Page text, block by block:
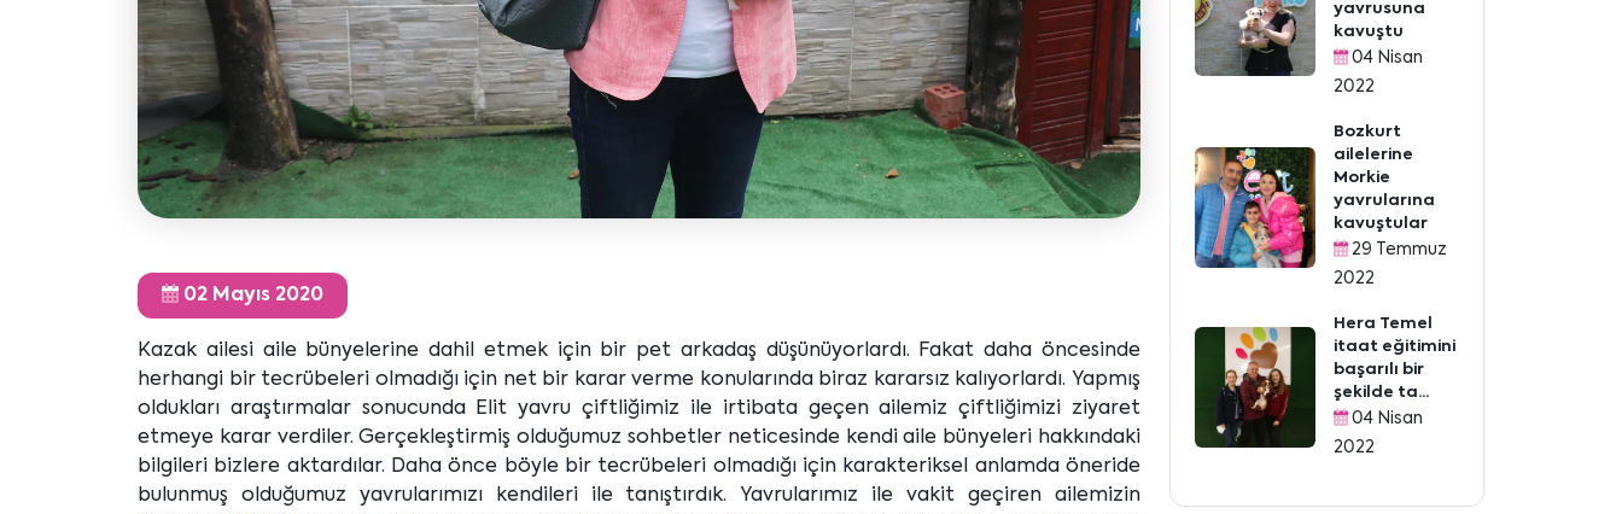
02 Mayıs 2020
Kazak ailesi aile bünyelerine dahil etmek için bir pet arkadaş düşünüyorlardı. Fakat daha öncesinde
herhangi bir tecrübeleri olmadığı için net bir karar verme konularında biraz kararsız kalıyorlardı. Yapmış
oldukları araştırmalar sonucunda Elit yavru çiftliğimiz ile irtibata geçen ailemiz çiftliğimizi ziyaret
etmeye karar verdiler. Gerçekleştirmiş olduğumuz sohbetler neticesinde kendi aile bünyeleri hakkındaki
bilgileri bizlere aktardılar. Daha önce böyle bir tecrübeleri olmadığı için karakteriksel anlamda öneride
bulunmuş olduğumuz yavrularımızı kendileri ile tanıştırdık. Yavrularımız ile vakit geçiren ailemizin
yavrusuna
kavuştu
04 Nisan
2022
Bozkurt
ailelerine
Morkie
yavrularına
kavuştular
29 Temmuz
2022
Hera Temel
itaat eğitimini
başarılı bir
şekilde ta...
04 Nisan
2022